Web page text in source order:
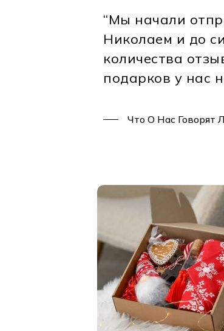
“Мы начали
Николаем и до
количества
подарков у нас
Что О Нас Говорят